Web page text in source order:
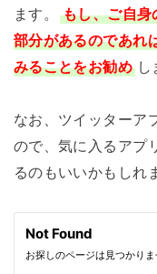
ます。
もし、ご自身
部分があるのであれ
みることをお勧め し
なお、ツイッターア
ので、気に入るアプ
るのもいいかもしれ